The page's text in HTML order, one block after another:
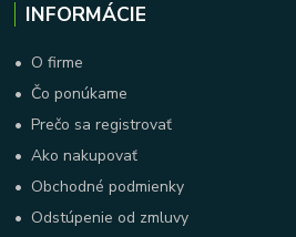
INFORMÁCIE
• O firme
• Čo ponúkame
•Prečo sa registrovať
•Ako nakupovať
• Obchodné podmienky
• Odstúpenie od zmluvy